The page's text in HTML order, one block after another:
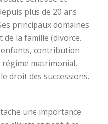
plus de 20 ans
principaux domaines
la famille (divorce,
contribution
matrimonial,
droit des successions.
une importance